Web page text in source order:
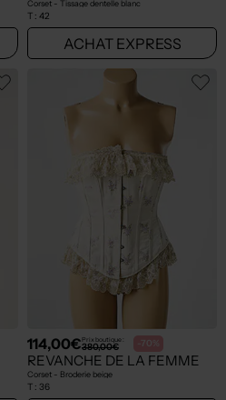
Corset - Tissage dentelle blanc
T : 42
ACHAT EXPRESS
114,00€Prix boutique :
380,00€ -70%
REVANCHE DE LA FEMME
Corset - Broderie beige
T : 36